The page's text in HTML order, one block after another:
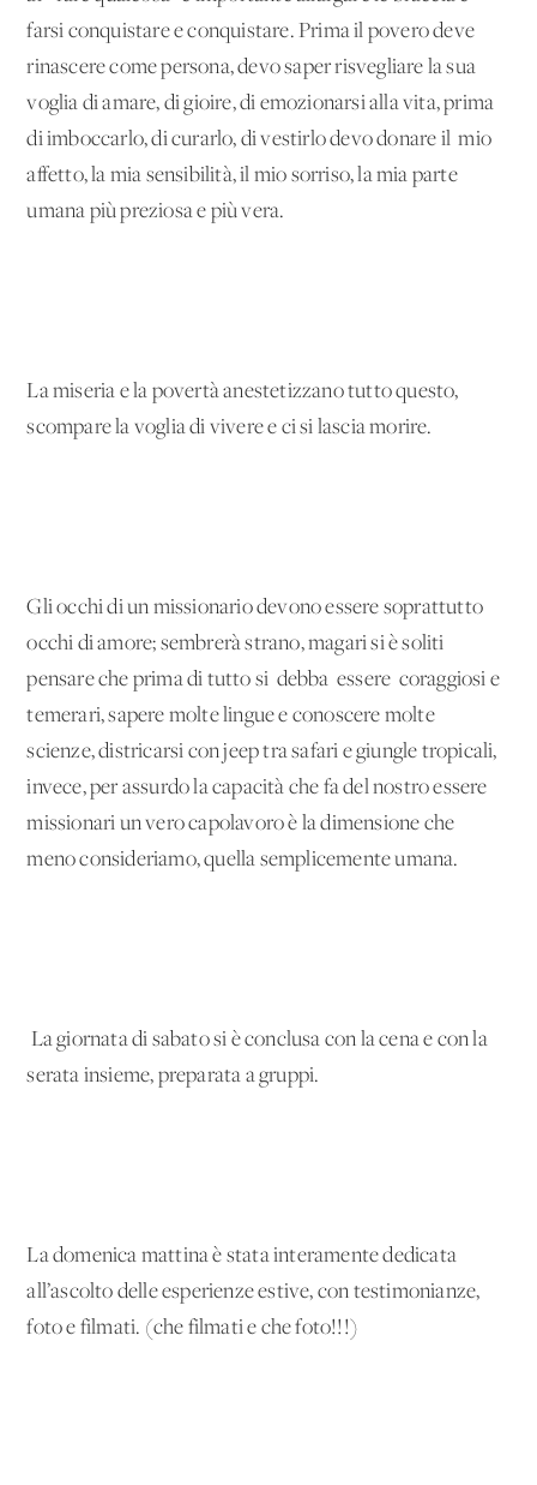
farsi conquistare e conquistare. Prima il povero deve
rinascere come persona, devo saper risvegliare la sua
voglia di amare, di gioire, di emozionarsi alla vita, prima
di imboccarlo, di curarlo, di vestirlo devo donare il mio
affetto, la mia sensibilità, il mio sorriso, la mia parte
umana più preziosa e più vera.
La miseria e la povertà anestetizzano tutto questo,
scompare la voglia di vivere e ci si lascia morire.
Gli occhi di un missionario devono essere soprattutto
occhi di amore; sembrerà strano, magari si è soliti
pensare che prima di tutto si debba essere coraggiosi e
temerari, sapere molte lingue e conoscere molte
scienze, districarsi con jeep tra safari e giungle tropicali,
invece, per assurdo la capacità che fa del nostro essere
missionari un vero capolavoro è la dimensione che
meno consideriamo, quella semplicemente umana.
La giornata di sabato si è conclusa con la cena e con la
serata insieme, preparata a gruppi.
La domenica mattina è stata interamente dedicata
all’ascolto delle esperienze estive, con testimonianze,
foto e filmati. (che filmati e che foto!!!)